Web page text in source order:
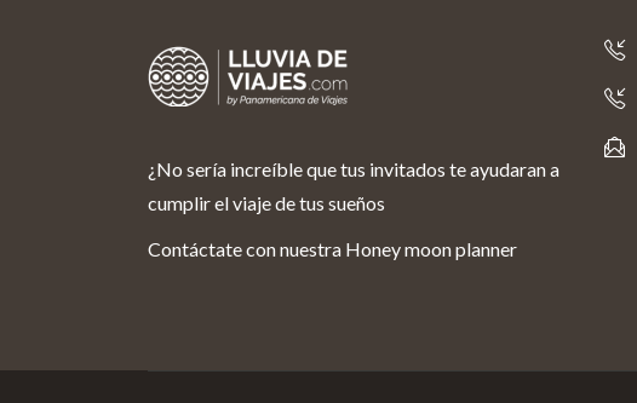
¿No sería increíble que tus invitados te ayudaran a
cumplir el viaje de tus sueños
Contáctate con nuestra Honey moon planner